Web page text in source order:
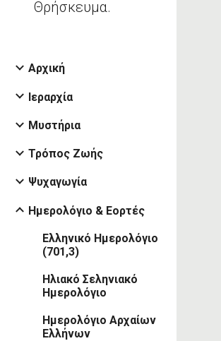
Θρήσκευμα.
Αρχική
Ιεραρχία
Μυστήρια
Τρόπος Ζωής
Ψυχαγωγία
Ημερολόγιο & Εορτές
Ελληνικό Ημερολόγιο
(701,3)
Ηλιακό Σεληνιακό
Ημερολόγιο
Ημερολόγιο Αρχαίων
Ελλήνων